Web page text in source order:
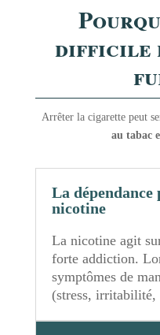
difficile
Arrêter la cigarette peut
au tabac
La dépendance
nicotine
La nicotine agit
forte addiction.
symptômes de
(stress,